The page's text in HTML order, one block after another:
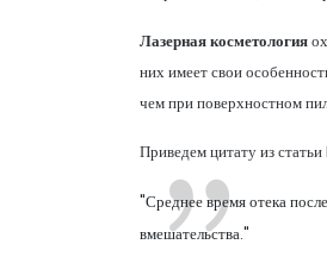
Лазерная косметология
них имеет свои
чем при поверхностном
Приведем цитату из
"Среднее время отека
вмешательства."